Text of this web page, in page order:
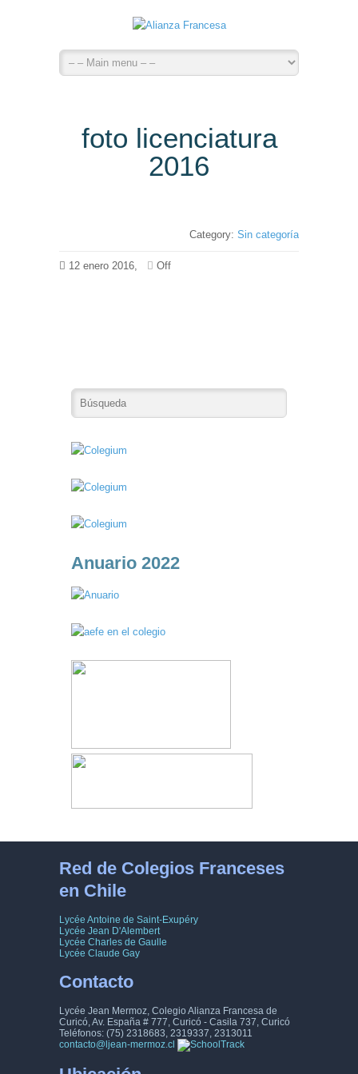
foto licenciatura
2016
Category: Sin categoría
12 enero 2016, Off
Anuario 2022
Red de Colegios Franceses
en Chile
Lycée Antoine de Saint-Exupéry
Lycée Jean D'Alembert
Lycée Charles de Gaulle
Lycée Claude Gay
Contacto
Lycée Jean Mermoz, Colegio Alianza Francesa de
Curicó, Av. España # 777, Curicó - Casila 737, Curicó
Teléfonos: (75) 2318683, 2319337, 2313011
contacto@ljean-mermoz.cl